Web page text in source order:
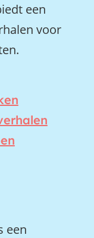
een
voor
een